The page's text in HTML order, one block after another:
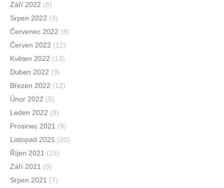
Září 2022 (8)
Srpen 2022 (9)
Červenec 2022 (8)
Červen 2022 (12)
Květen 2022 (13)
Duben 2022 (9)
Březen 2022 (12)
Únor 2022 (5)
Leden 2022 (8)
Prosinec 2021 (9)
Listopad 2021 (20)
Říjen 2021 (16)
Září 2021 (9)
Srpen 2021 (7)